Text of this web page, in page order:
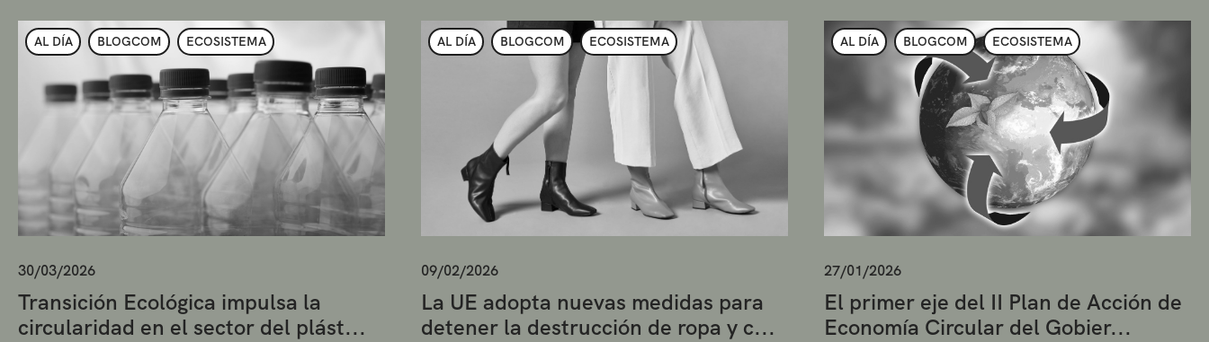
AL DÍA BLOGCOM ECOSISTEMA
30/03/2026
Transición Ecológica impulsa la
circularidad en el sector del plást...
AL DÍA BLOGCOM ECOSISTEMA
09/02/2026
La UE adopta nuevas medidas para
detener la destrucción de ropa y c...
AL DÍA BLOGCOM ECOSISTEMA
27/01/2026
El primer eje del II Plan de Acción de
Economía Circular del Gobier...